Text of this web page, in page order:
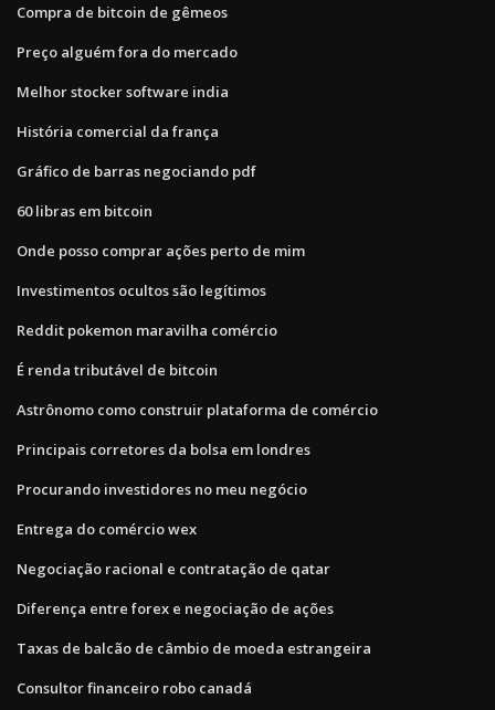
Compra de bitcoin de gêmeos
Preço alguém fora do mercado
Melhor stocker software india
História comercial da frança
Gráfico de barras negociando pdf
60 libras em bitcoin
Onde posso comprar ações perto de mim
Investimentos ocultos são legítimos
Reddit pokemon maravilha comércio
É renda tributável de bitcoin
Astrônomo como construir plataforma de comércio
Principais corretores da bolsa em londres
Procurando investidores no meu negócio
Entrega do comércio wex
Negociação racional e contratação de qatar
Diferença entre forex e negociação de ações
Taxas de balcão de câmbio de moeda estrangeira
Consultor financeiro robo canadá